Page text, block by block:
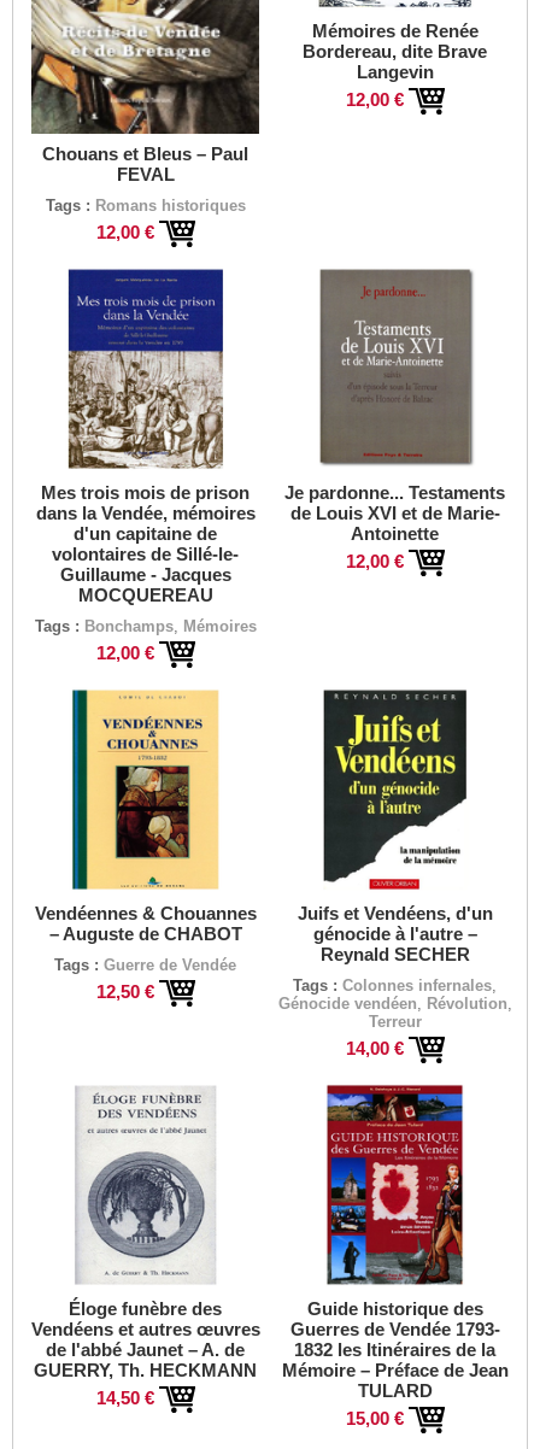
Chouans et Bleus – Paul
FEVAL
Tags : Romans historiques
12,00 €
Mémoires de Renée
Bordereau, dite Brave
Langevin
12,00 €
Mes trois mois de prison
dans la Vendée, mémoires
d'un capitaine de
volontaires de Sillé-le-
Guillaume - Jacques
MOCQUEREAU
Tags : Bonchamps, Mémoires
12,00 €
Je pardonne... Testaments
de Louis XVI et de Marie-
Antoinette
12,00 €
Vendéennes & Chouannes
– Auguste de CHABOT
Tags : Guerre de Vendée
12,50 €
Juifs et Vendéens, d'un
génocide à l'autre –
Reynald SECHER
Tags : Colonnes infernales
Génocide vendéen
Révolution
Terreur
14,00 €
Éloge funèbre des
Vendéens et autres œuvres
de l'abbé Jaunet – A. de
GUERRY, Th. HECKMANN
14,50 €
Guide historique des
Guerres de Vendée 1793-
1832 les Itinéraires de la
Mémoire – Préface de Jean
TULARD
15,00 €